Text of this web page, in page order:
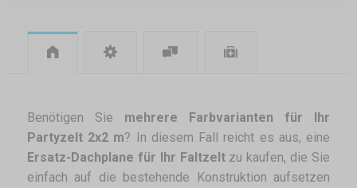
Benötigen Sie mehrere Farbvarianten für Ihr
Partyzelt 2x2 m? In diesem Fall reicht es aus, eine
Ersatz-Dachplane für Ihr Faltzeltzu kaufen, die Sie
einfach auf die bestehende Konstruktion aufsetzen